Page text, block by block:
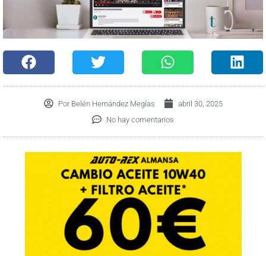
PorBelén Hernández Megías
abril 30, 2025
No hay comentarios